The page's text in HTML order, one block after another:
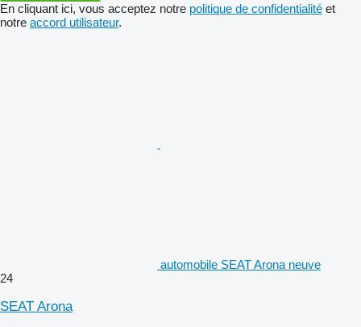
En cliquant ici, vous acceptez notre politique de confidentialité et
notre accord utilisateur.
automobile SEAT Arona neuve
24
SEAT Arona